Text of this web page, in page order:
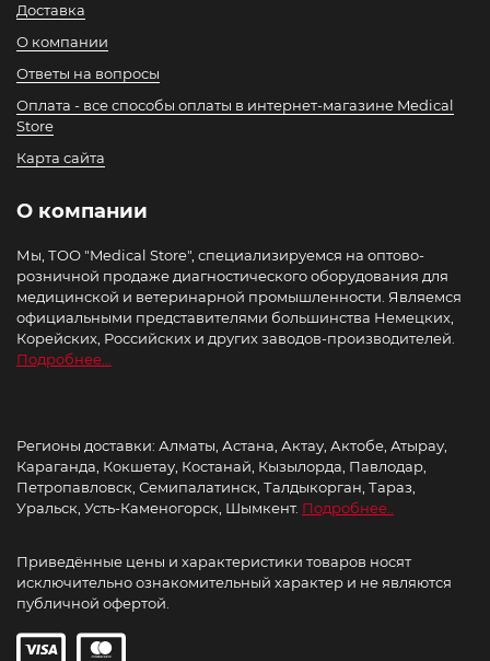
Доставка
О компании
Ответы на вопросы
Оплата - все способы оплаты в интернет-магазине Medical
Store
Карта сайта
О компании
Мы, ТОО "Medical Store", специализируемся на оптово-
розничной продаже диагностического оборудования для
медицинской и ветеринарной промышленности. Являемся
официальными представителями большинства Немецких,
Корейских, Российских и других заводов-производителей.
Подробнее...
Регионы доставки: Алматы, Астана, Актау, Актобе, Атырау,
Караганда, Кокшетау, Костанай, Кызылорда, Павлодар,
Петропавловск, Семипалатинск, Талдыкорган, Тараз,
Уральск, Усть-Каменогорск, Шымкент. Подробнее..
Приведённые цены и характеристики товаров носят
исключительно ознакомительный характер и не являются
публичной офертой.